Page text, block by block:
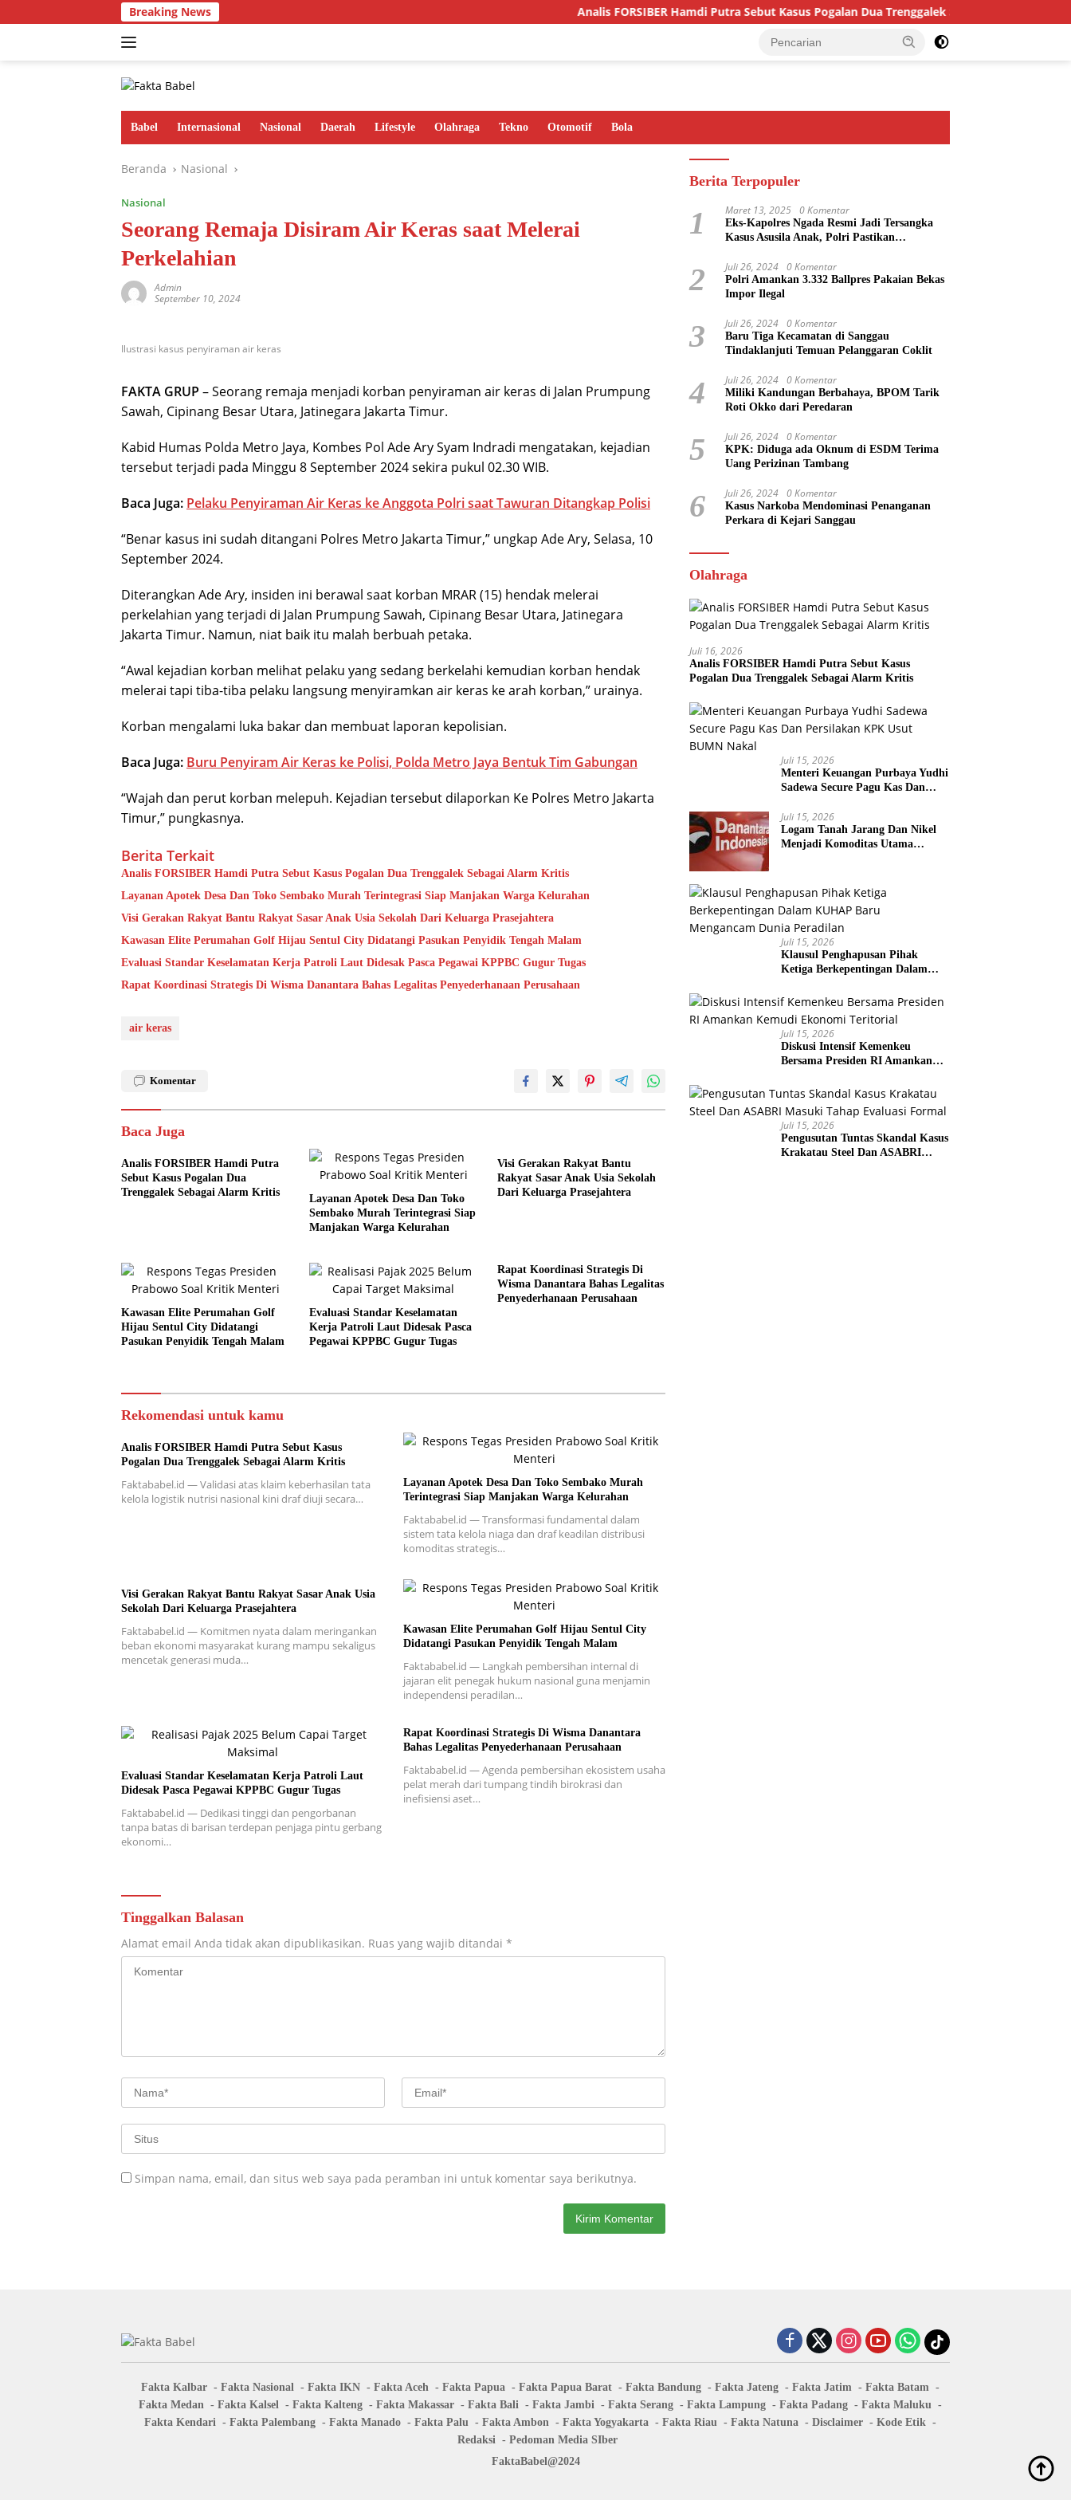
ke
Breaking News Analis FORSIBER Hamdi Putra Sebut Kasus Pogalan Dua Trenggalek Sebagai Alarm Kritis
Babel Internasional Nasional Daerah Lifestyle Olahraga Tekno Otomotif Bola
Beranda Nasional
Nasional
Seorang Remaja Disiram Air Keras saat Melerai
Perkelahian
Admin
September 10, 2024
Ilustrasi kasus penyiraman air keras
FAKTA GRUP – Seorang remaja menjadi korban penyiraman air keras di Jalan Prumpung
Sawah, Cipinang Besar Utara, Jatinegara Jakarta Timur.
Kabid Humas Polda Metro Jaya, Kombes Pol Ade Ary Syam Indradi mengatakan, kejadian
tersebut terjadi pada Minggu 8 September 2024 sekira pukul 02.30 WIB.
Baca Juga: Pelaku Penyiraman Air Keras ke Anggota Polri saat Tawuran Ditangkap Polisi
“Benar kasus ini sudah ditangani Polres Metro Jakarta Timur,” ungkap Ade Ary, Selasa, 10
September 2024.
Diterangkan Ade Ary, insiden ini berawal saat korban MRAR (15) hendak melerai
perkelahian yang terjadi di Jalan Prumpung Sawah, Cipinang Besar Utara, Jatinegara
Jakarta Timur. Namun, niat baik itu malah berbuah petaka.
“Awal kejadian korban melihat pelaku yang sedang berkelahi kemudian korban hendak
melerai tapi tiba-tiba pelaku langsung menyiramkan air keras ke arah korban,” urainya.
Korban mengalami luka bakar dan membuat laporan kepolisian.
Baca Juga: Buru Penyiram Air Keras ke Polisi, Polda Metro Jaya Bentuk Tim Gabungan
“Wajah dan perut korban melepuh. Kejadian tersebut dilaporkan Ke Polres Metro Jakarta
Timur,” pungkasnya.
Berita Terkait
Analis FORSIBER Hamdi Putra Sebut Kasus Pogalan Dua Trenggalek Sebagai Alarm Kritis
Layanan Apotek Desa Dan Toko Sembako Murah Terintegrasi Siap Manjakan Warga Kelurahan
Visi Gerakan Rakyat Bantu Rakyat Sasar Anak Usia Sekolah Dari Keluarga Prasejahtera
Kawasan Elite Perumahan Golf Hijau Sentul City Didatangi Pasukan Penyidik Tengah Malam
Evaluasi Standar Keselamatan Kerja Patroli Laut Didesak Pasca Pegawai KPPBC Gugur Tugas
Rapat Koordinasi Strategis Di Wisma Danantara Bahas Legalitas Penyederhanaan Perusahaan
air keras
Komentar
Baca Juga
Analis FORSIBER Hamdi Putra
Sebut Kasus Pogalan Dua
Trenggalek Sebagai Alarm Kritis
Layanan Apotek Desa Dan Toko
Sembako Murah Terintegrasi Siap
Manjakan Warga Kelurahan
Visi Gerakan Rakyat Bantu
Rakyat Sasar Anak Usia Sekolah
Dari Keluarga Prasejahtera
Kawasan Elite Perumahan Golf
Hijau Sentul City Didatangi
Pasukan Penyidik Tengah Malam
Evaluasi Standar Keselamatan
Kerja Patroli Laut Didesak Pasca
Pegawai KPPBC Gugur Tugas
Rapat Koordinasi Strategis Di
Wisma Danantara Bahas Legalitas
Penyederhanaan Perusahaan
Rekomendasi untuk kamu
Analis FORSIBER Hamdi Putra Sebut Kasus
Pogalan Dua Trenggalek Sebagai Alarm Kritis
Faktababel.id — Validasi atas klaim keberhasilan tata
kelola logistik nutrisi nasional kini draf diuji secara…
Layanan Apotek Desa Dan Toko Sembako Murah
Terintegrasi Siap Manjakan Warga Kelurahan
Faktababel.id — Transformasi fundamental dalam
sistem tata kelola niaga dan draf keadilan distribusi
komoditas strategis…
Visi Gerakan Rakyat Bantu Rakyat Sasar Anak Usia
Sekolah Dari Keluarga Prasejahtera
Faktababel.id — Komitmen nyata dalam meringankan
beban ekonomi masyarakat kurang mampu sekaligus
mencetak generasi muda…
Kawasan Elite Perumahan Golf Hijau Sentul City
Didatangi Pasukan Penyidik Tengah Malam
Faktababel.id — Langkah pembersihan internal di
jajaran elit penegak hukum nasional guna menjamin
independensi peradilan…
Evaluasi Standar Keselamatan Kerja Patroli Laut
Didesak Pasca Pegawai KPPBC Gugur Tugas
Faktababel.id — Dedikasi tinggi dan pengorbanan
tanpa batas di barisan terdepan penjaga pintu gerbang
ekonomi…
Rapat Koordinasi Strategis Di Wisma Danantara
Bahas Legalitas Penyederhanaan Perusahaan
Faktababel.id — Agenda pembersihan ekosistem usaha
pelat merah dari tumpang tindih birokrasi dan
inefisiensi aset…
Tinggalkan Balasan
Alamat email Anda tidak akan dipublikasikan. Ruas yang wajib ditandai *
Simpan nama, email, dan situs web saya pada peramban ini untuk komentar saya berikutnya.
Berita Terpopuler
1 Maret 13, 2025 0 Komentar
Eks-Kapolres Ngada Resmi Jadi Tersangka
Kasus Asusila Anak, Polri Pastikan
2 Juli 26, 2024 0 Komentar
Polri Amankan 3.332 Ballpres Pakaian Bekas
Impor Ilegal
3 Juli 26, 2024 0 Komentar
Baru Tiga Kecamatan di Sanggau
Tindaklanjuti Temuan Pelanggaran Coklit
4 Juli 26, 2024 0 Komentar
Miliki Kandungan Berbahaya, BPOM Tarik
Roti Okko dari Peredaran
5 Juli 26, 2024 0 Komentar
KPK: Diduga ada Oknum di ESDM Terima
Uang Perizinan Tambang
6 Juli 26, 2024 0 Komentar
Kasus Narkoba Mendominasi Penanganan
Perkara di Kejari Sanggau
Olahraga
Juli 16, 2026
Analis FORSIBER Hamdi Putra Sebut Kasus
Pogalan Dua Trenggalek Sebagai Alarm Kritis
Juli 15, 2026
Menteri Keuangan Purbaya Yudhi
Sadewa Secure Pagu Kas Dan
Nakal
Juli 15, 2026
Logam Tanah Jarang Dan Nikel
Menjadi Komoditas Utama
Juli 15, 2026
Klausul Penghapusan Pihak
Ketiga Berkepentingan Dalam
Peradilan
Juli 15, 2026
Diskusi Intensif Kemenkeu
Bersama Presiden RI Amankan
Juli 15, 2026
Pengusutan Tuntas Skandal Kasus
Krakatau Steel Dan ASABRI
Fakta Kalbar Fakta Nasional Fakta IKN Fakta Aceh Fakta Papua Fakta Papua Barat Fakta Bandung Fakta Jateng Fakta Jatim
Fakta Batam
Fakta Medan
Fakta Kalsel Fakta Kalteng Fakta Makassar Fakta Bali Fakta Jambi Fakta Serang Fakta Lampung Fakta Padang
Fakta Maluku
Fakta Kendari
Fakta Palembang Fakta Manado Fakta Palu Fakta Ambon Fakta Yogyakarta Fakta Riau Fakta Natuna Disclaimer
Kode Etik
Redaksi
Pedoman Media SIber
FaktaBabel@2024